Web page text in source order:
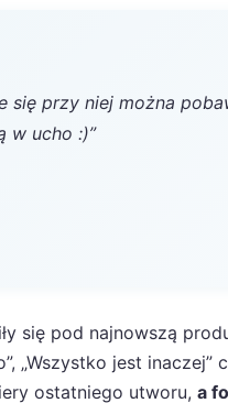
przy niej można
w ucho :) ”
się pod najnowszą
„Wszystko jest inaczej”
ostatniego utworu, a